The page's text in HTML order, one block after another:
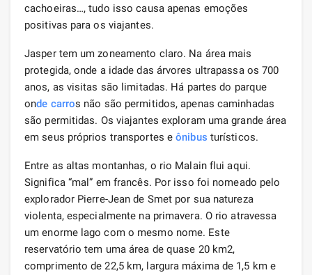
cachoeiras…, tudo isso causa apenas emoções
positivas para os viajantes.
Jasper tem um zoneamento claro. Na área mais
protegida, onde a idade das árvores ultrapassa os 700
anos, as visitas são limitadas. Há partes do parque
onde carros não são permitidos, apenas caminhadas
são permitidas. Os viajantes exploram uma grande área
em seus próprios transportes eônibus turísticos.
Entre as altas montanhas, o rio Malain flui aqui.
Significa “mal” em francês. Por isso foi nomeado pelo
explorador Pierre-Jean de Smet por sua natureza
violenta, especialmente na primavera. O rio atravessa
um enorme lago com o mesmo nome. Este
reservatório tem uma área de quase 20 km2,
comprimento de 22,5 km, largura máxima de 1,5 km e